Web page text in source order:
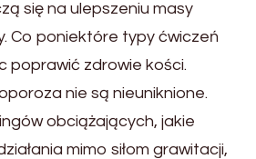
się na ulepszeniu masy
Co poniektóre typy ćwiczeń
poprawić zdrowie kości.
nie są nieuniknione.
obciążających, jakie
mimo siłom grawitacji,